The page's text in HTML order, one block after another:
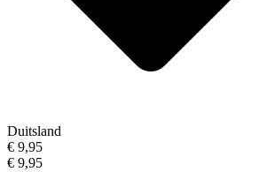
Duitsland
€ 9,95
€ 9,95